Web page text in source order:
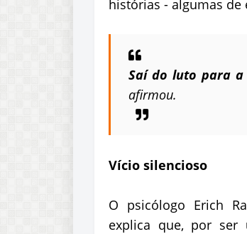
histórias - algumas de
Saí do luto para
afirmou.
Vício silencioso
O psicólogo Erich
explica que, por ser